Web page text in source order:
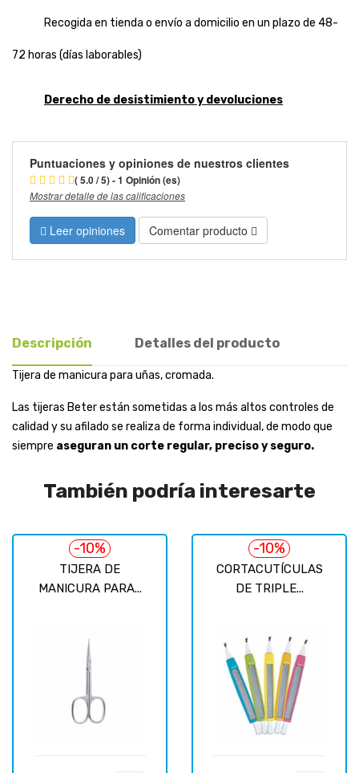
Recogida en tienda o envío a domicilio en un plazo de 48-
72 horas (días laborables)
Derecho de desistimiento y devoluciones
Puntuaciones y opiniones de nuestros clientes
( 5.0 / 5) - 1 Opinión (es)
Mostrar detalle de las calificaciones
Leer opiniones Comentar producto
Descripción Detalles del producto
Tijera de manicura para uñas, cromada.
Las tijeras Beter están sometidas a los más altos controles de
calidad y su afilado se realiza de forma individual, de modo que
siempre aseguran un corte regular, preciso y seguro.
También podría interesarte
TIJERA DE
MANICURA PARA...
-10%
CORTACUTÍCULAS
DE TRIPLE...
-10%